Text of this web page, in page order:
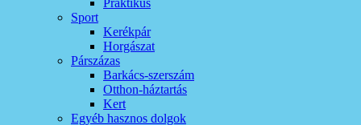
Praktikus
Sport
Kerékpár
Horgászat
Párszázas
Barkács-szerszám
Otthon-háztartás
Kert
Egyéb hasznos dolgok